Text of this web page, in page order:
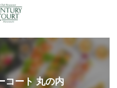
要 毎日生まれる物語
Sustainability
サステイナビリティ
コート 丸の内